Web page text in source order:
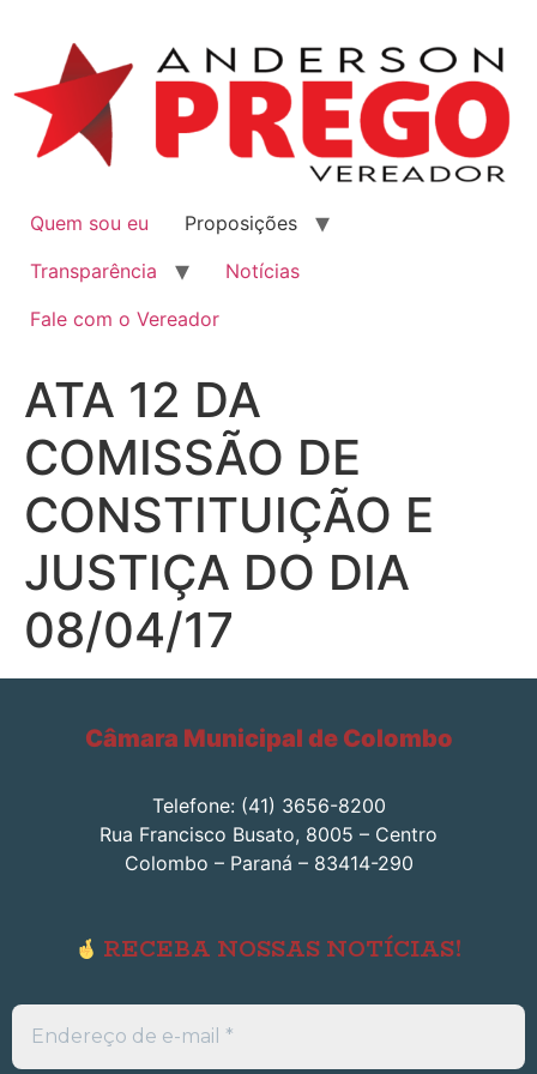
Quem sou eu
Proposições
Transparência
Notícias
Fale com o Vereador
ATA 12 DA
COMISSÃO DE
CONSTITUIÇÃO E
JUSTIÇA DO DIA
08/04/17
Câmara Municipal de Colombo
Telefone: (41) 3656-8200
Rua Francisco Busato, 8005 – Centro
Colombo – Paraná – 83414-290
RECEBA NOSSAS NOTÍCIAS!
Endereço
de
e-